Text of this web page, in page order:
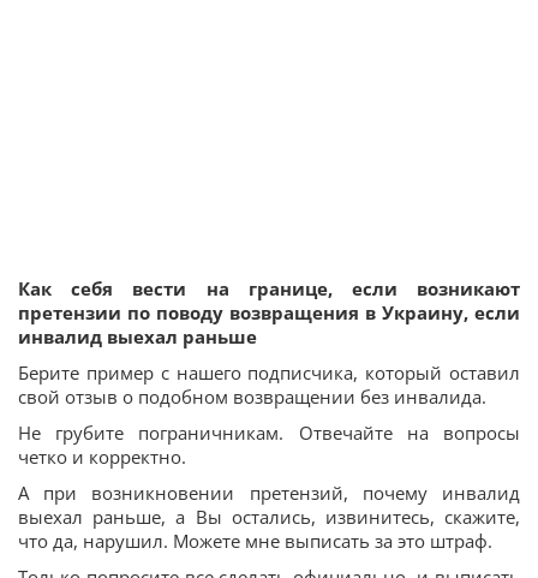
Как себя вести на границе, если возникают
претензии по поводу возвращения в Украину, если
инвалид выехал раньше
Берите пример с нашего подписчика, который оставил
свой отзыв о подобном возвращении без инвалида.
Не грубите пограничникам. Отвечайте на вопросы
четко и корректно.
А при возникновении претензий, почему инвалид
выехал раньше, а Вы остались, извинитесь, скажите,
что да, нарушил. Можете мне выписать за это штраф.